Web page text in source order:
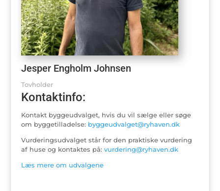
Jesper Engholm Johnsen
Tovholder
Kontaktinfo:
Kontakt byggeudvalget, hvis du vil sælge eller søge
om byggetilladelse: byggeudvalget@ryhaven.dk
Vurderingsudvalget står for den praktiske vurdering
af huse og kontaktes på: vurdering@ryhaven.dk
Læs mere om udvalgene